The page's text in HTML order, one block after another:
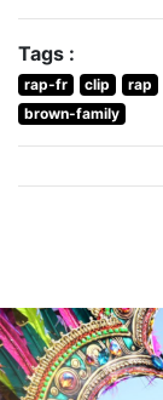
Tags :
rap-fr clip rap
brown-family